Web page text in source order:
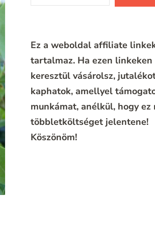
Ez a weboldal affiliate
tartalmaz. Ha ezen linkeken
keresztül vásárolsz,
kaphatok, amellyel
munkámat, anélkül, hogy ez
többletköltséget jelentene!
Köszönöm!